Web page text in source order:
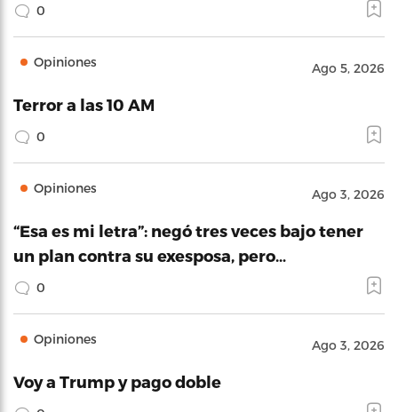
0
Opiniones Ago 5, 2026
Terror a las 10 AM
0
Opiniones Ago 3, 2026
“Esa es mi letra”: negó tres veces bajo tener
un plan contra su exesposa, pero…
0
Opiniones Ago 3, 2026
Voy a Trump y pago doble